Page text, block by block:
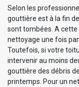
Selon les
gouttière est à la fin
sont tombées. A cette
nettoyage une fois
Toutefois, si votre
intervenir au moins
gouttière des débris
printemps. Pour un